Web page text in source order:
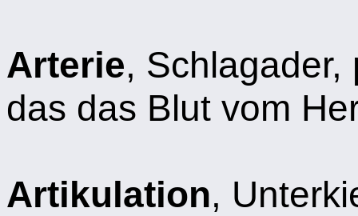
Arterie,
das das Blut vom
Artikulation,